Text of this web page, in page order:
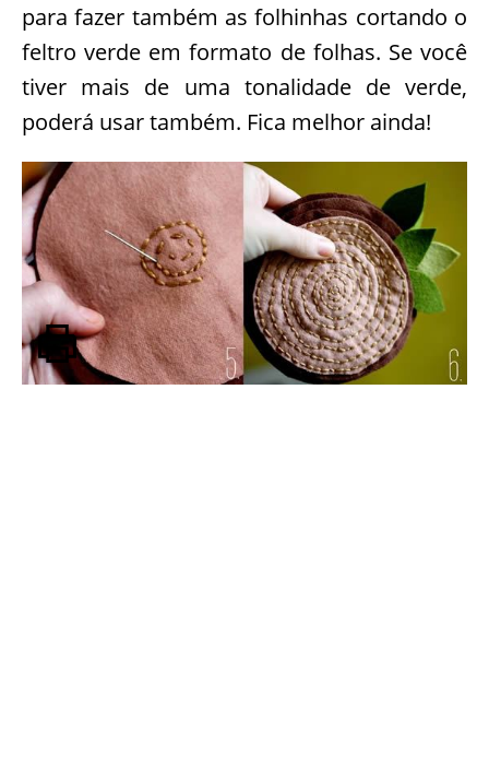
para fazer também as folhinhas cortando o
feltro verde em formato de folhas. Se você
tiver mais de uma tonalidade de verde,
poderá usar também. Fica melhor ainda!